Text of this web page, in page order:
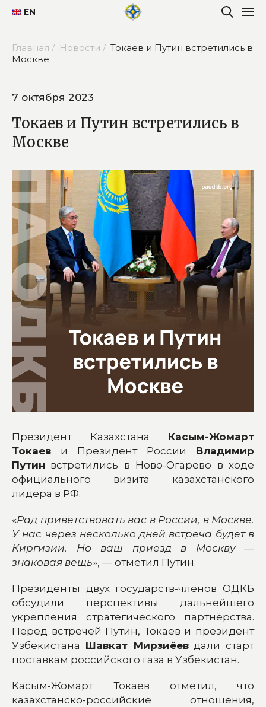
EN
Главная / Новости / Токаев и Путин встретились в
Москве
7 октября 2023
Токаев и Путин встретились в
Москве
Президент Казахстана Касым-Жомарт
Токаев и Президент России Владимир
Путин встретились в Ново-Огарево в ходе
официального визита казахстанского
лидера в РФ.
«Рад приветствовать вас в России, в Москве.
У нас через несколько дней встреча будет в
Киргизии. Но ваш приезд в Москву —
знаковая вещь», — отметил Путин.
Президенты двух государств-членов ОДКБ
обсудили перспективы дальнейшего
укрепления стратегического партнёрства.
Перед встречей Путин, Токаев и президент
Узбекистана Шавкат Мирзиёевдали старт
поставкам российского газа в Узбекистан.
Касым-Жомарт Токаев отметил, что
казахстанско-российские отношения,